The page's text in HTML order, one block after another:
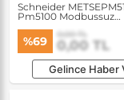
Schneider
Pm5100 Modbussuz
Pano Enerji Analizörü
%69 0,00 TL
0,00 TL
Gelince Haber